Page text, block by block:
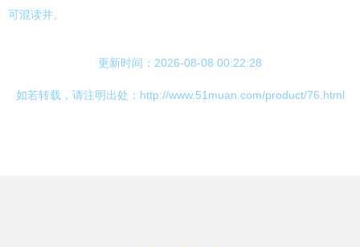
可混读并。
更新时间：2026-08-08 00:22:28
如若转载，请注明出处：http://www.51muan.com/product/76.html